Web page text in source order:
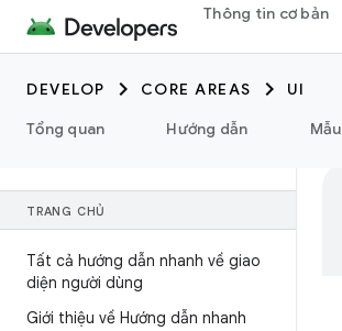
Thông tin cơ bản
DEVELOP CORE AREAS
UI
Tổng quan
Hướng dẫn Mẫu
TRANG CHỦ
Tất cả hướng dẫn nhanh về giao
diện người dùng
Giới thiệu về Hướng dẫn nhanh